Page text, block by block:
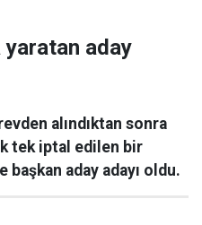
yaratan aday
alındıktan sonra
tek iptal edilen bir
başkan aday adayı oldu.